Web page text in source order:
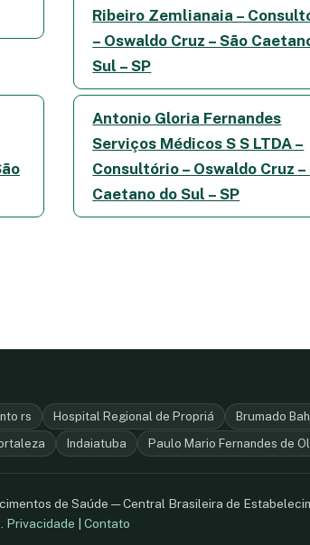
Ribeiro Zemlianaia –
– Oswaldo Cruz – São
Sul – SP
Antonio Gloria Fernandes
Serviços Médicos S S LTDA –
Consultório – Oswaldo Cruz –
Caetano do Sul – SP
rs Hospital Regional de Propriá Brumado
Indaiatuba Paulo Mario Fernandes de
de Saúde — Central Brasileira de
Privacidade Contato